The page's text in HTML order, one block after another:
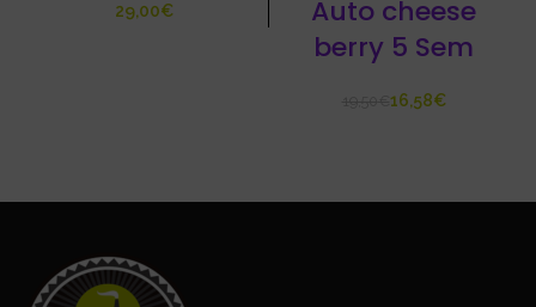
€
Auto cheese
berry 5 Sem
16,58€